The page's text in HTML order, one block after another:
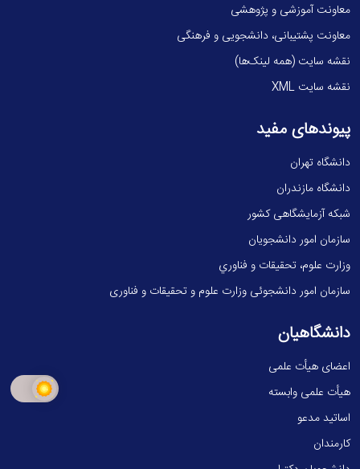
معاونت آموزشی و پژوهشی
معاونت پشتیبانی، دانشجویی و فرهنگی
نقشه سایت (همه لینک‌ها)
نقشه سایت XML
پیوندهای مفید
دانشگاه تهران
دانشگاه مازندران
شبکه آزمایشگاهی کشور
سازمان امور دانشجویان
وزارت علوم، تحقيقات و فناوري
سازمان امور دانشجوئی وزارت علوم و تحقیقات و فناوری
دانشگاهیان
اعضای هیأت علمی
هیأت علمی وابسته
اساتید مدعو
کارمندان